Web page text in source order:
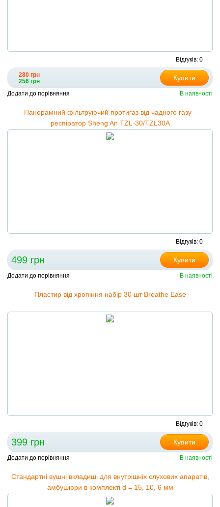
Відгуків: 0
280 грн
256 грн
Купити
Додати до порівняння В наявності
Панорамний фільтруючий протигаз від чадного газу -
респіратор Sheng An TZL-30/TZL30A
Відгуків: 0
499 грн Купити
Додати до порівняння В наявності
Пластир від хропіння набір 30 шт Breathe Ease
Відгуків: 0
399 грн Купити
Додати до порівняння В наявності
Стандартні вушні вкладиші для внутрішніх слухових апаратів,
амбушюри в комплекті d = 15, 10, 6 мм